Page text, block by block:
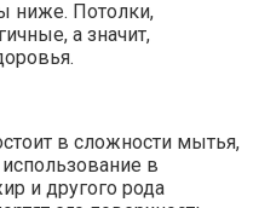
ниже. Потолки,
а значит,
в сложности мытья,
в
и другого рода